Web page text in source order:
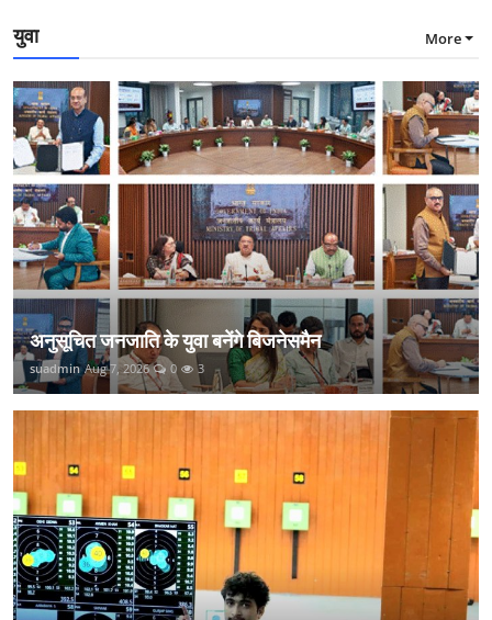
युवा More
अनुसूचित जनजाति के युवा बनेंगे बिजनेसमैन
suadmin Aug 7, 2026 0 3